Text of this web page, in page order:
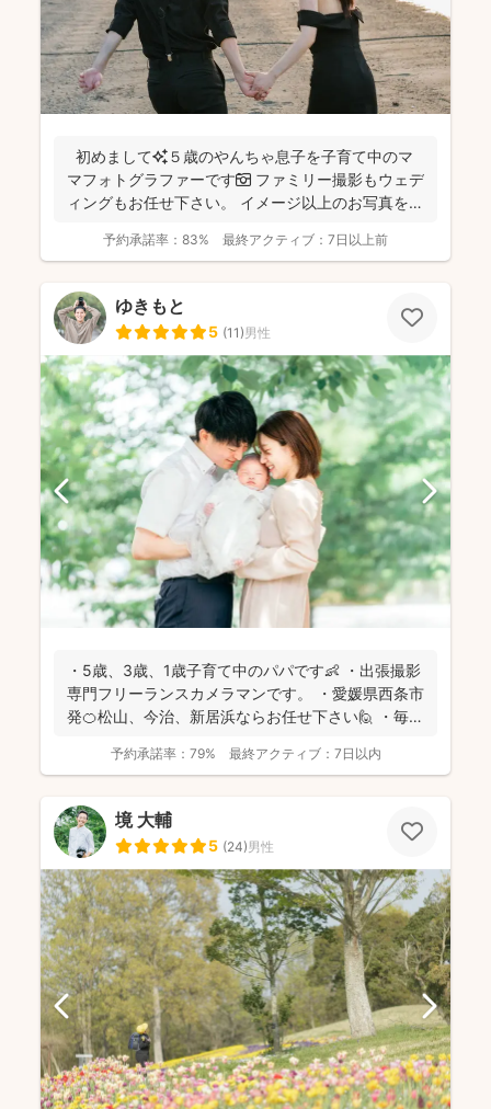
初めまして✨５歳のやんちゃ息子を子育て中のマ
マフォトグラファーです📷 ファミリー撮影もウェデ
ィングもお任せ下さい。 イメージ以上のお写真をお
予約承諾率： 83% 最終アクティブ： 7日以上前
ゆきもと
5 (11)男性
・5歳、3歳、1歳子育て中のパパです👶 ・出張撮影
専門フリーランスカメラマンです。 ・愛媛県西条市
発🍊松山、今治、新居浜ならお任せ下さい🙋 ・毎日
予約承諾率： 79% 最終アクティブ： 7日以内
境 大輔
5 (24)男性